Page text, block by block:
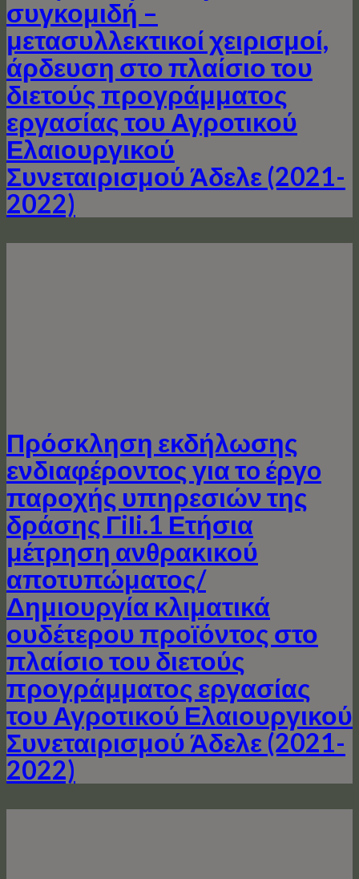
συγκομιδή –
μετασυλλεκτικοί χειρισμοί,
άρδευση στο πλαίσιο του
διετούς προγράμματος
εργασίας του Αγροτικού
Ελαιουργικού
Συνεταιρισμού Άδελε (2021-
2022)
Πρόσκληση εκδήλωσης
ενδιαφέροντος για τo έργo
παροχής υπηρεσιών της
δράσης ΓiΙi.1 Ετήσια
μέτρηση ανθρακικού
αποτυπώματος/
Δημιουργία κλιματικά
ουδέτερου προϊόντος στο
πλαίσιο του διετούς
προγράμματος εργασίας
του Αγροτικού Ελαιουργικού
Συνεταιρισμού Άδελε (2021-
2022)